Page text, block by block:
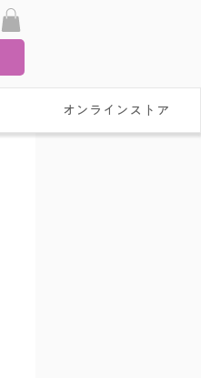
オンラインストア